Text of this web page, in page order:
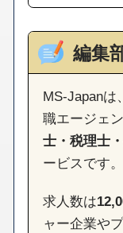
編集
MS-Japanは、
職エージェン
士・税理士
ービスです。
求人数は
ャー企業や